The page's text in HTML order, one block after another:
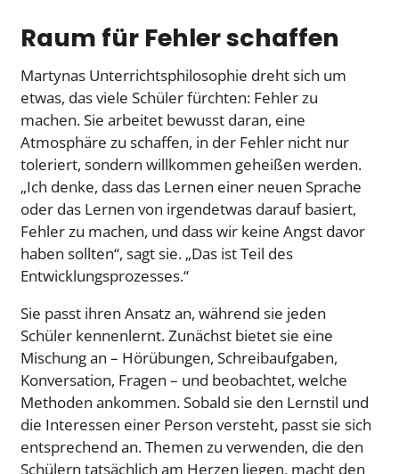
Raum für Fehler schaffen
Martynas Unterrichtsphilosophie dreht sich um
etwas, das viele Schüler fürchten: Fehler zu
machen. Sie arbeitet bewusst daran, eine
Atmosphäre zu schaffen, in der Fehler nicht nur
toleriert, sondern willkommen geheißen werden.
„Ich denke, dass das Lernen einer neuen Sprache
oder das Lernen von irgendetwas darauf basiert,
Fehler zu machen, und dass wir keine Angst davor
haben sollten“, sagt sie. „Das ist Teil des
Entwicklungsprozesses.“
Sie passt ihren Ansatz an, während sie jeden
Schüler kennenlernt. Zunächst bietet sie eine
Mischung an – Hörübungen, Schreibaufgaben,
Konversation, Fragen – und beobachtet, welche
Methoden ankommen. Sobald sie den Lernstil und
die Interessen einer Person versteht, passt sie sich
entsprechend an. Themen zu verwenden, die den
Schülern tatsächlich am Herzen liegen, macht den